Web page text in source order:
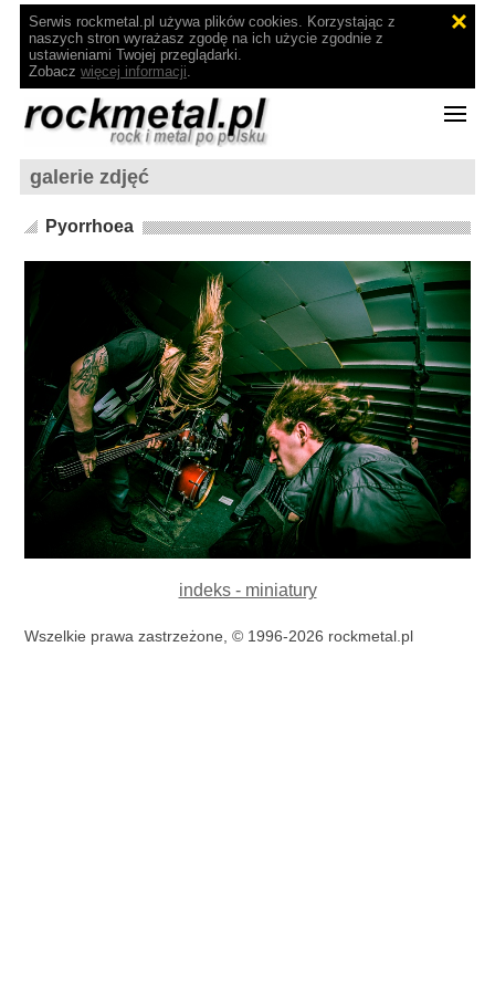
Serwis rockmetal.pl używa plików cookies. Korzystając z
naszych stron wyrażasz zgodę na ich użycie zgodnie z
ustawieniami Twojej przeglądarki.
Zobacz więcej informacji.
galerie zdjęć
Pyorrhoea
indeks - miniatury
Wszelkie prawa zastrzeżone, © 1996-2026 rockmetal.pl